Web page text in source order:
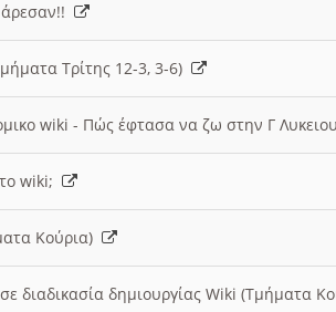
άρεσαν!!
Τρίτης 12-3, 3-6)
wiki - Πώς έφτασα να ζω στην Γ
το wiki;
Κούρια)
διαδικασία δημιουργίας Wiki (Τμήματα